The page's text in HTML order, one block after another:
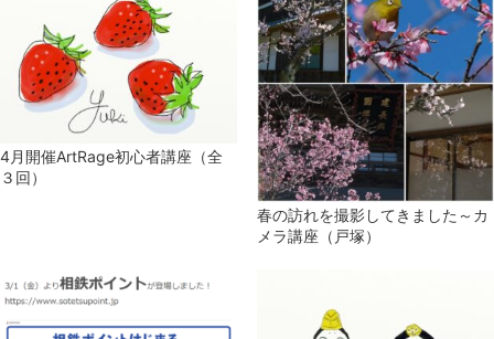
4月開催ArtRage初心者講座（全
３回）
春の訪れを撮影してきました～カ
メラ講座（戸塚）